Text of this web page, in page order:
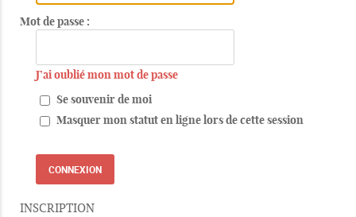
Mot de passe :
J’ai oublié mon mot de passe
Se souvenir de moi
Masquer mon statut en ligne lors de cette session
INSCRIPTION